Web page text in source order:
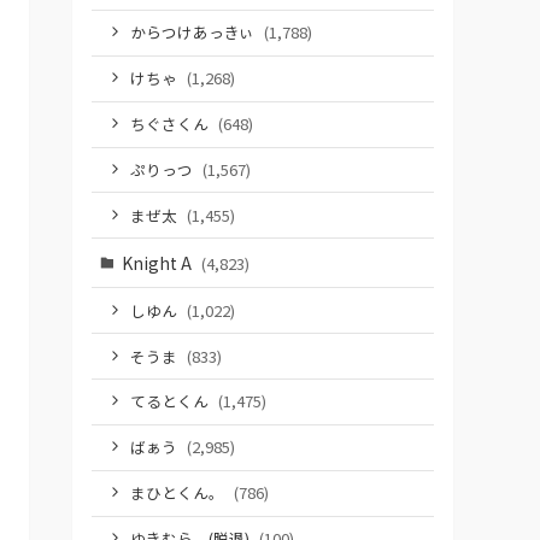
からつけあっきぃ (1,788)
けちゃ (1,268)
ちぐさくん (648)
ぷりっつ (1,567)
まぜ太 (1,455)
Knight A (4,823)
しゆん (1,022)
そうま (833)
てるとくん (1,475)
ばぁう (2,985)
まひとくん。
(786)